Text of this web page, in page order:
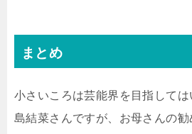
まとめ
小さいころは芸能界を目指して
島結菜さんですが、お母さんの